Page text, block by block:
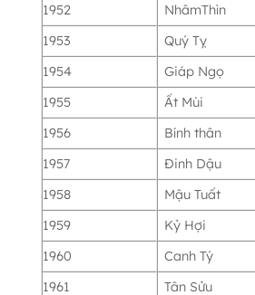
1952
NhâmThìn
1953
Quý Tỵ
1954
Giáp Ngọ
1955
Ất Mùi
1956
Bính thân
1957
Đinh Dậu
1958
Mậu Tuất
1959
Kỷ Hợi
1960
Canh Tý
1961
Tân Sửu